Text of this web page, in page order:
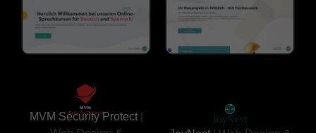
MVM Security Protect